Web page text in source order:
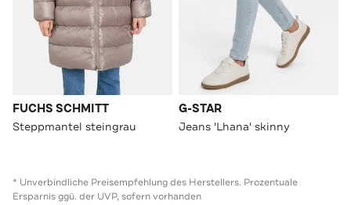
FUCHS SCHMITT
Steppmantel steingrau
G-STAR
Jeans 'Lhana' skinny
* Unverbindliche Preisempfehlung des Herstellers. Prozentuale
Ersparnis ggü. der UVP, sofern vorhanden